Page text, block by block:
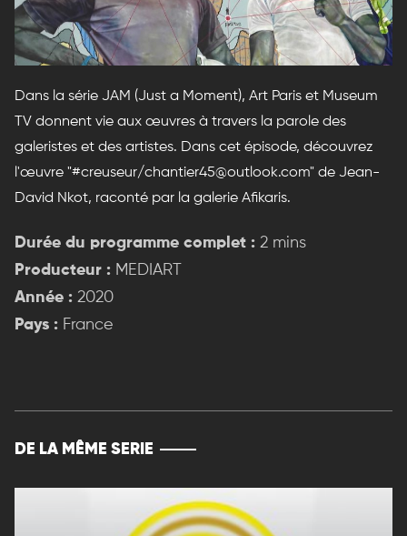
Dans la série JAM (Just a Moment), Art Paris et Museum
TV donnent vie aux œuvres à travers la parole des
galeristes et des artistes. Dans cet épisode, découvrez
l'œuvre "#creuseur/chantier45@outlook.com" de Jean-
David Nkot, raconté par la galerie Afikaris.
Durée du programme complet : 2 mins
Producteur : MEDIART
Année : 2020
Pays : France
DE LA MÊME SERIE